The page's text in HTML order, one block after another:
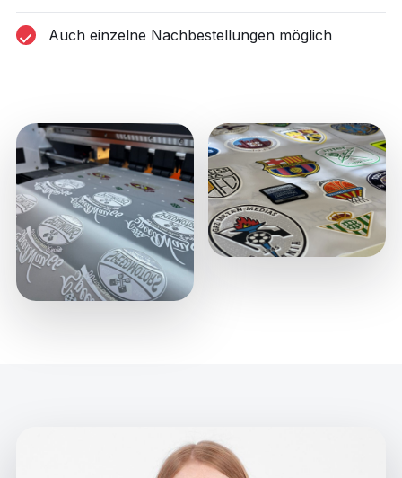
Auch einzelne Nachbestellungen möglich